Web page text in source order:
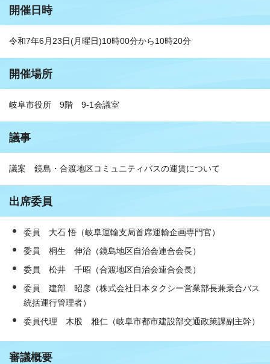
開催日時
令和7年6月23日(月曜日)10時00分から10時20分
開催場所
岐阜市役所 9階 9-1会議室
議事
議案 鏡島・合渡地区コミュニティバスの運賃について
出席委員
委員 大石 悟（岐阜運輸支局首席運輸企画専門官）
委員 桐生 伸治（鏡島地区自治会連合会長）
委員 松井 千昭（合渡地区自治会連合会長）
委員 建部 昭彦（株式会社日本タクシー営業部長兼乗合バス
統括運行管理者）
委員代理 木股 雅仁（岐阜市都市建設部交通政策課副主幹）
審議概要